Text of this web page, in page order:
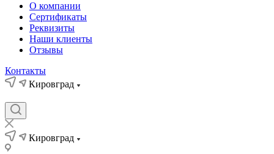
О компании
Сертификаты
Реквизиты
Наши клиенты
Отзывы
Контакты
Кировград
Кировград